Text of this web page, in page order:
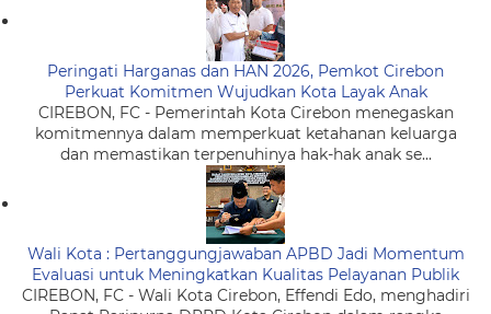
Peringati Harganas dan HAN 2026, Pemkot Cirebon
Perkuat Komitmen Wujudkan Kota Layak Anak
CIREBON, FC - Pemerintah Kota Cirebon menegaskan
komitmennya dalam memperkuat ketahanan keluarga
dan memastikan terpenuhinya hak-hak anak se...
Wali Kota : Pertanggungjawaban APBD Jadi Momentum
Evaluasi untuk Meningkatkan Kualitas Pelayanan Publik
CIREBON, FC - Wali Kota Cirebon, Effendi Edo, menghadiri